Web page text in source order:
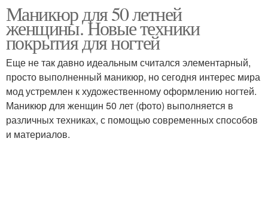
Маникюр для 50 летней
женщины. Новые техники
покрытия для ногтей
Еще не так давно идеальным считался элементарный,
просто выполненный маникюр, но сегодня интерес мира
мод устремлен к художественному оформлению ногтей.
Маникюр для женщин 50 лет (фото) выполняется в
различных техниках, с помощью современных способов
и материалов.